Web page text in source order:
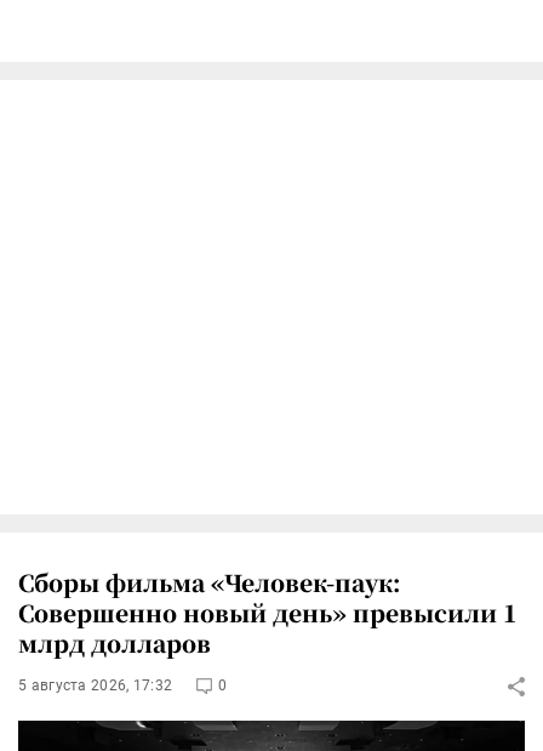
Сборы фильма «Человек-паук:
Совершенно новый день» превысили 1
млрд долларов
5 августа 2026, 17:32 0